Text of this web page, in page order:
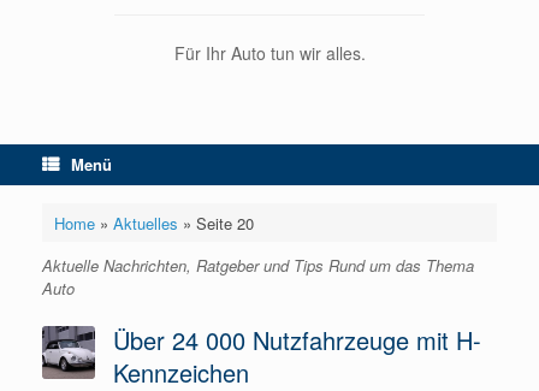
Für Ihr Auto tun wir alles.
Menü
Home» Aktuelles » Seite 20
Aktuelle Nachrichten, Ratgeber und Tips Rund um das Thema
Auto
Über 24 000 Nutzfahrzeuge mit H-
Kennzeichen